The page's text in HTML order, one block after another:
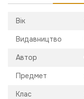
Вік
Видавництво
Автор
Предмет
Клас